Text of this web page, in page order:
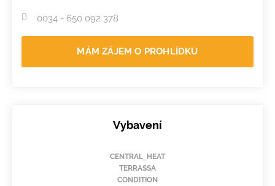
0034 - 650 092 378
MÁM ZÁJEM O PROHLÍDKU
Vybavení
CENTRAL_HEAT
TERRASSA
CONDITION